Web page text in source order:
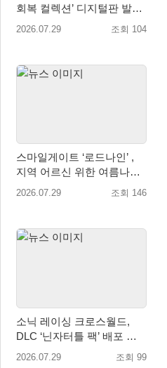
회복 컬렉션’ 디지털판 발매
일 9월 16일(수)로 결정!
2026.07.29 조회 104
스마일게이트 ‘로드나인’ ,
지역 어르신 위한 여름나기
지원 및 기부 캠페인 진행
2026.07.29 조회 146
소닉 레이싱 크로스월드,
DLC ‘닌자터틀 팩’ 배포 … 4
형제 레이서 참전
2026.07.29 조회 99